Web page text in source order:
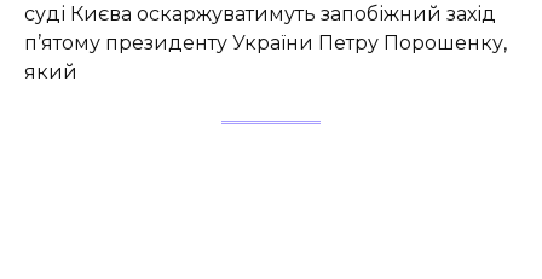
суді Києва оскаржуватимуть запобіжний захід
п’ятому президенту України Петру Порошенку,
який